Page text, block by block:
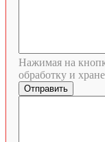
Нажимая на
обработку и